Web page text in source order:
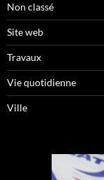
Non classé
Site web
Travaux
Vie quotidienne
Ville